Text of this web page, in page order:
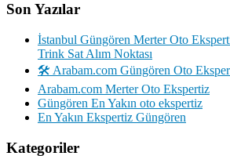
Son Yazılar
İstanbul Güngören Merter Oto
Trink Sat Alım Noktası
🛠️ Arabam.com Güngören Oto
Arabam.com Merter Oto Ekspertiz
Güngören En Yakın oto ekspertiz
En Yakın Ekspertiz Güngören
Kategoriler